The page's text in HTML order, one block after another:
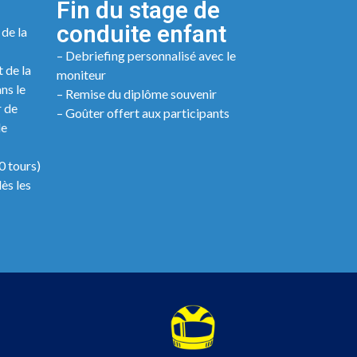
la
de la
le
de
tours)
les
Fin du stage de
conduite enfant
– Debriefing personnalisé avec le
moniteur
– Remise du diplôme souvenir
– Goûter offert aux participants